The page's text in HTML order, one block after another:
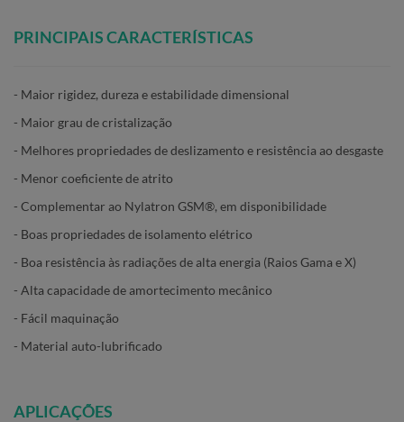
PRINCIPAISCARACTERÍSTICAS
- Maior rigidez, dureza e estabilidade dimensional
- Maior grau de cristalização
- Melhores propriedades de deslizamento e resistência ao desgaste
- Menor coeficiente de atrito
- Complementar ao Nylatron GSM®, em disponibilidade
- Boas propriedades de isolamento elétrico
- Boa resistência às radiações de alta energia (Raios Gama e X)
- Alta capacidade de amortecimento mecânico
- Fácil maquinação
- Material auto-lubrificado
APLICAÇÕES